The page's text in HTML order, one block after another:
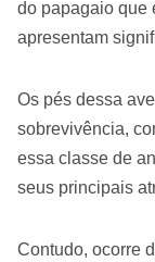
do papagaio que
apresentam
Os pés dessa
sobrevivência,
essa classe de
seus principais
Contudo, ocorre